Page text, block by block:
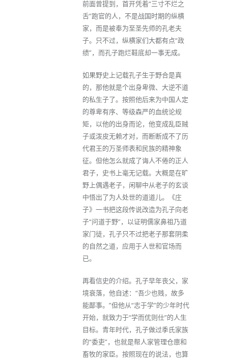
前面曾提到，首开凭着“三寸不烂之
舌”跑官的人，不是战国时期的纵横
家，而是被奉为至圣先师的孔老夫
子。只不过，纵横家们大都有点“政
绩”，而孔子跑烂鞋底却一事无成。
如果野史上记载孔子生于野合是真
的，那他就是个出身卑微、大逆不道
的私生子了。按照他后来为中国人定
的尊卑有序、等级森严的血统论规
矩，以他的出身而论，他变成乱臣贼
子或泼皮无赖才对，而断断成不了历
代君王的万圣师表和民族的精神象
征。但他怎么就成了诲人不倦的正人
君子，史书上毫无记载。大概是在旷
野上偶遇老子，闲聊中从老子的玄谈
中悟出了为人处世的道道儿。《庄
子》一书把这段传说改造为孔子向老
子“问道于野”，以证明儒家鼻祖乃道
家门徒，孔子只不过把老子那套阴柔
的自然之道，应用于人世和官场而
已。
再看信史的介绍。孔子早年丧父，家
境衰落，他自述：“吾少也贱，故多
能鄙事。”但他从“志于学”的少年时代
开始，就致力于“学而优则仕”的人生
目标。青年时代，孔子做过季氏家族
的“委吏”，也就是帮人家管理仓廪和
畜牧的家臣。按照现在的说法，也算